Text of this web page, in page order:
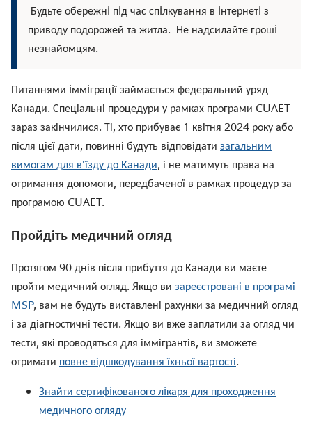
Будьте обережнi пiд час спiлкування в iнтернетi з
приводу подорожей та житла. Не надсилайте грошi
незнайомцям.
Питаннями iммiграцiї займається федеральний уряд
Канади. Спеціальні процедури у рамках програми CUAET
зараз закінчилися. Ті, хто прибуває 1 квітня 2024 року або
після цієї дати, повинні будуть відповідати загальним
вимогам для в'їзду до Канади, і не матимуть права на
отримання допомоги, передбаченої в рамках процедур за
програмою CUAET.
Пройдіть медичний огляд
Протягом 90 днів після прибуття до Канади ви маєте
пройти медичний огляд. Якщо ви зареєстровані в програмі
MSP, вам не будуть виставлені рахунки за медичний огляд
і за діагностичні тести. Якщо ви вже заплатили за огляд чи
тести, які проводяться для іммігрантів, ви зможете
отримати повне відшкодування їхньої вартості.
Знайти сертифiкованого лiкаря для проходження
медичного огляду